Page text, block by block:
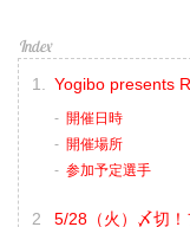
Yogibo presents
開催日時
開催場所
参加予定選手
5/28（火）〆切